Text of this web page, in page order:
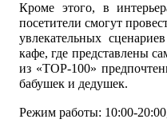
Кроме этого, в
посетители смогут
увлекательных
кафе, где представлены
из «TOP-100»
бабушек и дедушек.
Режим работы: 10:00-